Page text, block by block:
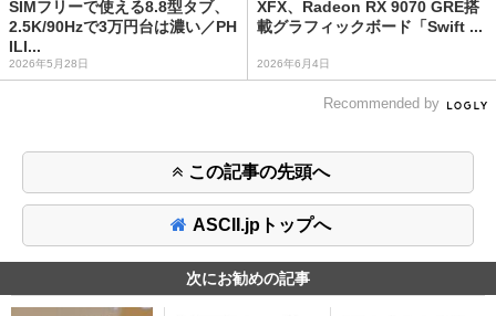
SIMフリーで使える8.8型タブ、
2.5K/90Hzで3万円台は濃い／PH
ILI...
2026年5月28日
XFX、Radeon RX 9070 GRE搭
載グラフィックボード「Swift ...
2026年6月4日
Recommended by
この記事の先頭へ
ASCII.jpトップへ
次にお勧めの記事